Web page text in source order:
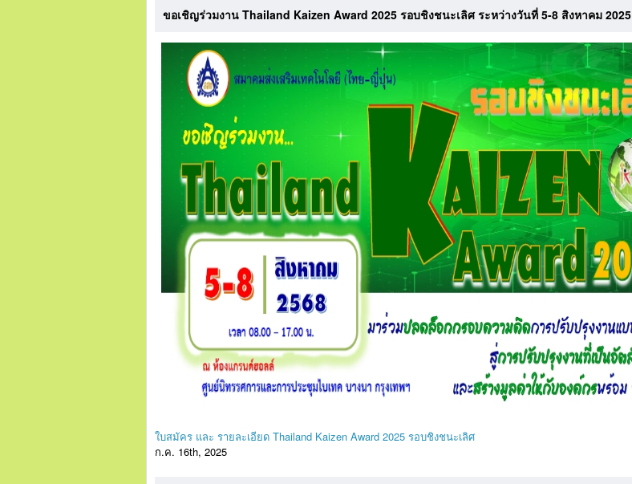
ขอเชิญร่วมงาน Thailand Kaizen Award 2025 รอบชิงชนะเลิศ ระหว่างวันที่ 5-8 สิงหาคม 2025
ใบสมัคร และ รายละเอียด Thailand Kaizen Award 2025 รอบชิงชนะเลิศ
ก.ค. 16th, 2025